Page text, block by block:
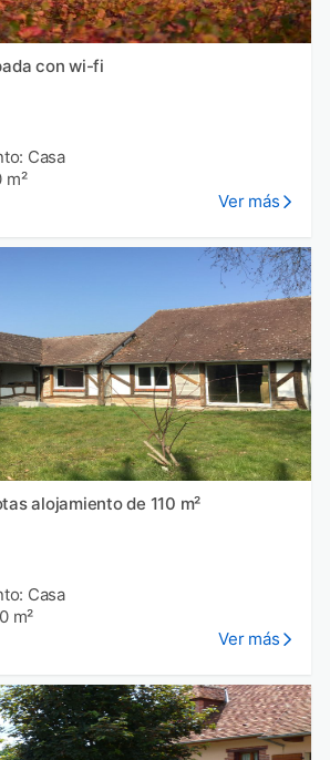
con wi-fi
Casa
m²
Ver más
alojamiento de 110 m²
Casa
m²
Ver más